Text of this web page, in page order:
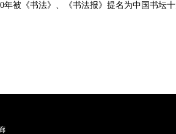
被《书法》、《书法报》提名为中国书坛十